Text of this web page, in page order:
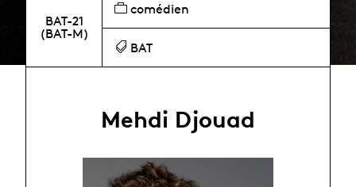
BAT-21
(BAT-M)
comédien
BAT
Mehdi Djouad